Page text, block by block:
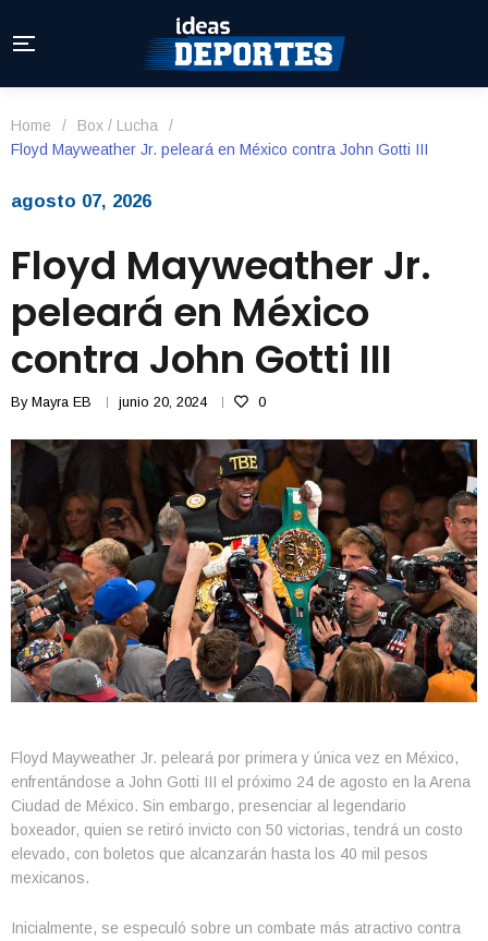
Home / Box / Lucha
/
Floyd Mayweather Jr. peleará en México contra John Gotti III
agosto 07, 2026
Floyd Mayweather Jr.
peleará en México
contra John Gotti III
By Mayra EB junio 20, 2024 0
Floyd Mayweather Jr. peleará por primera y única vez en México,
enfrentándose a John Gotti III el próximo 24 de agosto en la Arena
Ciudad de México. Sin embargo, presenciar al legendario
boxeador, quien se retiró invicto con 50 victorias, tendrá un costo
elevado, con boletos que alcanzarán hasta los 40 mil pesos
mexicanos.
Inicialmente, se especuló sobre un combate más atractivo contra